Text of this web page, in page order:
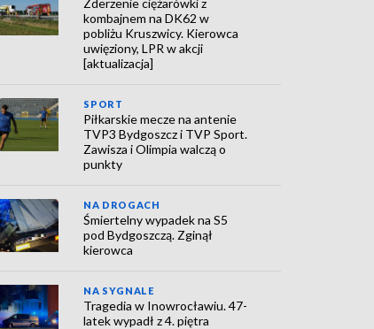
Zderzenie ciężarówki z
kombajnem na DK62 w
pobliżu Kruszwicy. Kierowca
uwięziony, LPR w akcji
[aktualizacja]
SPORT
Piłkarskie mecze na antenie
TVP3 Bydgoszcz i TVP Sport.
Zawisza i Olimpia walczą o
punkty
NA DROGACH
Śmiertelny wypadek na S5
pod Bydgoszczą. Zginął
kierowca
NA SYGNALE
Tragedia w Inowrocławiu. 47-
latek wypadł z 4. piętra